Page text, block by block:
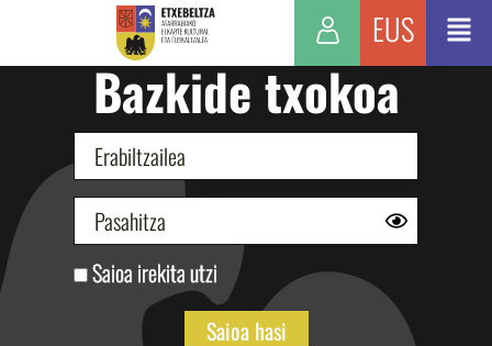
EUS
Bazkide txokoa
Saioa irekita utzi